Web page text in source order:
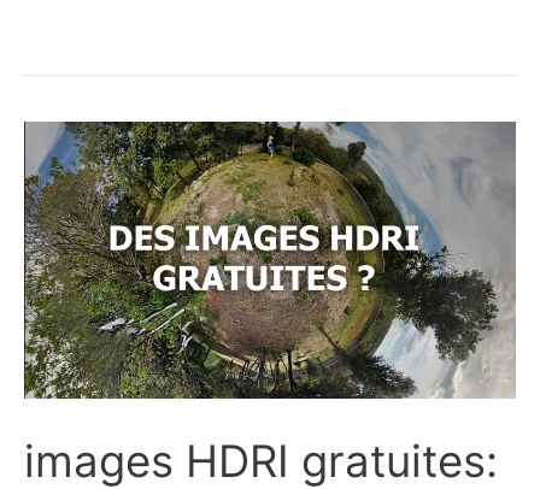
gratuit :
le
top
10
images HDRI gratuites: